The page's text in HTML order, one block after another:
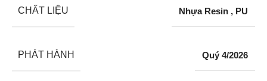
CHẤT LIỆU Nhựa Resin , PU
PHÁT HÀNH Quý 4/2026